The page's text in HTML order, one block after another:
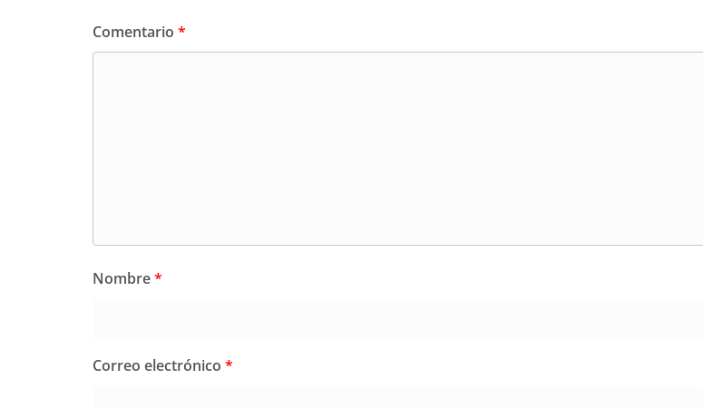
Comentario *
Nombre*
Correo electrónico *